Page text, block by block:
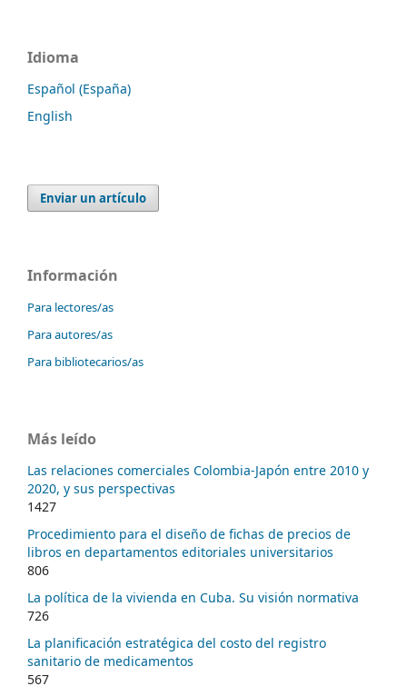
Idioma
Español (España)
English
Enviar un artículo
Información
Para lectores/as
Para autores/as
Para bibliotecarios/as
Más leído
Las relaciones comerciales Colombia-Japón entre 2010 y
2020, y sus perspectivas
1427
Procedimiento para el diseño de fichas de precios de
libros en departamentos editoriales universitarios
806
La política de la vivienda en Cuba. Su visión normativa
726
La planificación estratégica del costo del registro
sanitario de medicamentos
567